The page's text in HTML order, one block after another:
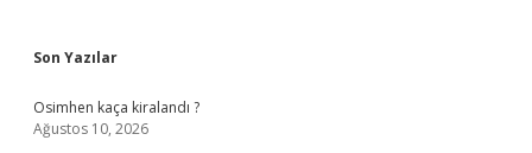
Sidebar
Son Yazılar
Osimhen kaça kiralandı ?
Ağustos 10, 2026